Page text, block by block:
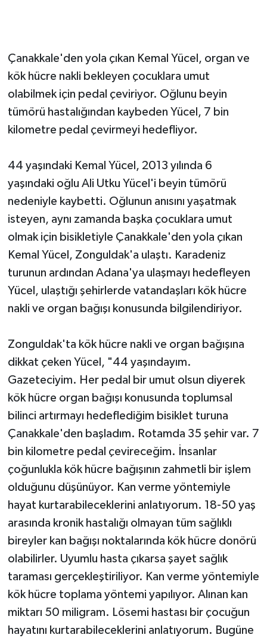
Çanakkale'den yola çıkan Kemal Yücel, organ ve
kök hücre nakli bekleyen çocuklara umut
olabilmek için pedal çeviriyor. Oğlunu beyin
tümörü hastalığından kaybeden Yücel, 7 bin
kilometre pedal çevirmeyi hedefliyor.
44 yaşındaki Kemal Yücel, 2013 yılında 6
yaşındaki oğlu Ali Utku Yücel'i beyin tümörü
nedeniyle kaybetti. Oğlunun anısını yaşatmak
isteyen, aynı zamanda başka çocuklara umut
olmak için bisikletiyle Çanakkale'den yola çıkan
Kemal Yücel, Zonguldak'a ulaştı. Karadeniz
turunun ardından Adana'ya ulaşmayı hedefleyen
Yücel, ulaştığı şehirlerde vatandaşları kök hücre
nakli ve organ bağışı konusunda bilgilendiriyor.
Zonguldak'ta kök hücre nakli ve organ bağışına
dikkat çeken Yücel, "44 yaşındayım.
Gazeteciyim. Her pedal bir umut olsun diyerek
kök hücre organ bağışı konusunda toplumsal
bilinci artırmayı hedeflediğim bisiklet turuna
Çanakkale'den başladım. Rotamda 35 şehir var. 7
bin kilometre pedal çevireceğim. İnsanlar
çoğunlukla kök hücre bağışının zahmetli bir işlem
olduğunu düşünüyor. Kan verme yöntemiyle
hayat kurtarabileceklerini anlatıyorum. 18-50 yaş
arasında kronik hastalığı olmayan tüm sağlıklı
bireyler kan bağışı noktalarında kök hücre donörü
olabilirler. Uyumlu hasta çıkarsa şayet sağlık
taraması gerçekleştiriliyor. Kan verme yöntemiyle
kök hücre toplama yöntemi yapılıyor. Alınan kan
miktarı 50 miligram. Lösemi hastası bir çocuğun
hayatını kurtarabileceklerini anlatıyorum. Bugüne